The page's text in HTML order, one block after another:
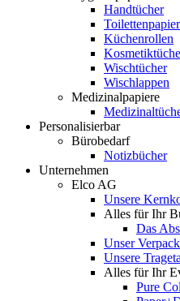
Handtücher
Toilettenpapier
Küchenrollen
Wischtücher
Wischlappen
Medizinalpapiere
Personalisierbar
Bürobedarf
Notizbücher
Unternehmen
Elco AG
Unsere
Alles für Ihr
Das
Unser
Unsere
Alles für Ihr
Pure